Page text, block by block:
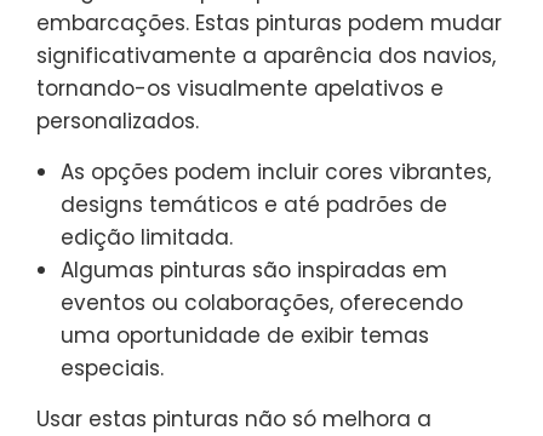
embarcações. Estas pinturas podem mudar
significativamente a aparência dos navios,
tornando-os visualmente apelativos e
personalizados.
As opções podem incluir cores vibrantes,
designs temáticos e até padrões de
edição limitada.
Algumas pinturas são inspiradas em
eventos ou colaborações, oferecendo
uma oportunidade de exibir temas
especiais.
Usar estas pinturas não só melhora a